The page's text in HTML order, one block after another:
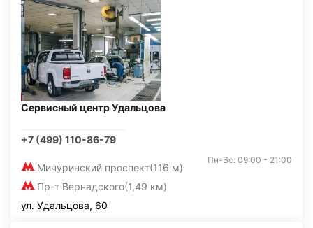
Сервисный центр Удальцова
+7 (499) 110-86-79
Мичуринский проспект(116 м)
Пр-т Вернадского(1,49 км)
Пн-Вс: 09:00 - 21:00
ул. Удальцова, 60